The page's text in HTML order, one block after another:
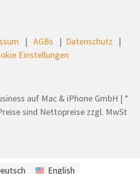
| AGBs | Datenschutz |
Einstellungen
auf Mac & iPhone GmbH | *
sind Nettopreise zzgl. MwSt
English